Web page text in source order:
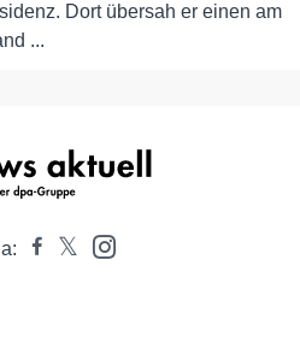
Dort übersah er einen am
...